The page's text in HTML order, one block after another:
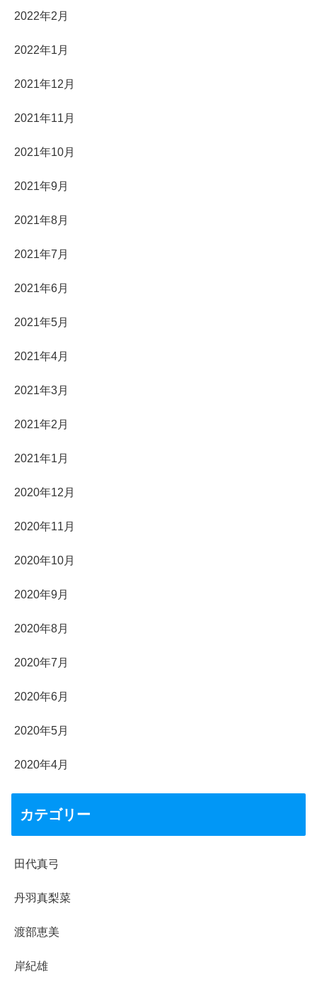
2022年2月
2022年1月
2021年12月
2021年11月
2021年10月
2021年9月
2021年8月
2021年7月
2021年6月
2021年5月
2021年4月
2021年3月
2021年2月
2021年1月
2020年12月
2020年11月
2020年10月
2020年9月
2020年8月
2020年7月
2020年6月
2020年5月
2020年4月
カテゴリー
田代真弓
丹羽真梨菜
渡部恵美
岸紀雄